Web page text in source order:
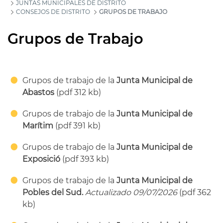
JUNTAS MUNICIPALES DE DISTRITO
CONSEJOS DE DISTRITO
GRUPOS DE TRABAJO
Grupos de Trabajo
Grupos de trabajo de la Junta Municipal de
Abastos (pdf 312 kb)
Grupos de trabajo de la Junta Municipal de
Marítim (pdf 391 kb)
Grupos de trabajo de la Junta Municipal de
Exposició (pdf 393 kb)
Grupos de trabajo de la Junta Municipal de
Pobles del Sud.Actualizado 09/07/2026(pdf 362
kb)